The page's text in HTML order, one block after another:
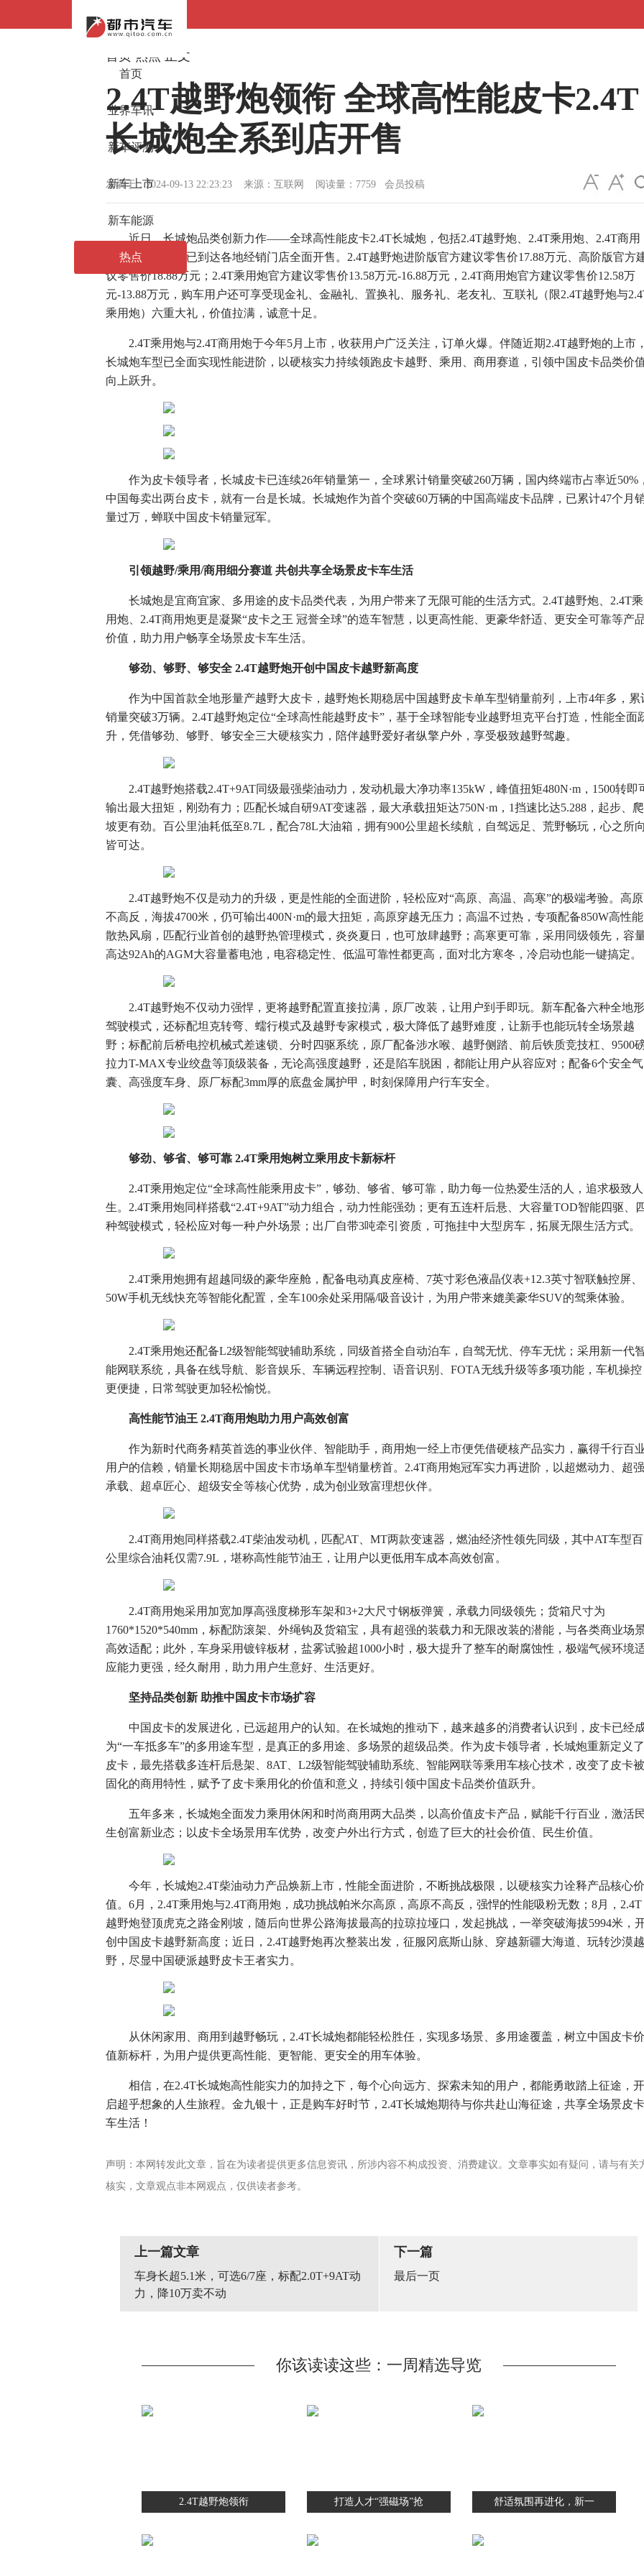
首页
业界车讯
新车评测
新车上市
新车能源
热点
首页 热点 正文
2.4T越野炮领衔 全球高性能皮卡2.4T
长城炮全系到店开售
发表于：2024-09-13 22:23:23 来源： 互联网 阅读量：7759 会员投稿
近日，长城炮品类创新力作——全球高性能皮卡2.4T长城炮，包括2.4T越野炮、2.4T乘用炮、2.4T商用
炮，三款新车均已到达各地经销门店全面开售。2.4T越野炮进阶版官方建议零售价17.88万元、高阶版官方
议零售价18.88万元；2.4T乘用炮官方建议零售价13.58万元-16.88万元，2.4T商用炮官方建议零售价12.58万
元-13.88万元，购车用户还可享受现金礼、金融礼、置换礼、服务礼、老友礼、互联礼（限2.4T越野炮与
乘用炮）六重大礼，价值拉满，诚意十足。
2.4T乘用炮与2.4T商用炮于今年5月上市，收获用户广泛关注，订单火爆。伴随近期2.4T越野炮的上市，
长城炮车型已全面实现性能进阶，以硬核实力持续领跑皮卡越野、乘用、商用赛道，引领中国皮卡品类价
向上跃升。
作为皮卡领导者，长城皮卡已连续26年销量第一，全球累计销量突破260万辆，国内终端市占率近50%，
中国每卖出两台皮卡，就有一台是长城。长城炮作为首个突破60万辆的中国高端皮卡品牌，已累计47个月
量过万，蝉联中国皮卡销量冠军。
引领越野/乘用/商用细分赛道 共创共享全场景皮卡车生活
长城炮是宜商宜家、多用途的皮卡品类代表，为用户带来了无限可能的生活方式。2.4T越野炮、2.4T乘
用炮、2.4T商用炮更是凝聚“皮卡之王 冠誉全球”的造车智慧，以更高性能、更豪华舒适、更安全可靠等产
价值，助力用户畅享全场景皮卡车生活。
够劲、够野、够安全 2.4T越野炮开创中国皮卡越野新高度
作为中国首款全地形量产越野大皮卡，越野炮长期稳居中国越野皮卡单车型销量前列，上市4年多，累
销量突破3万辆。2.4T越野炮定位“全球高性能越野皮卡”，基于全球智能专业越野坦克平台打造，性能全面
升，凭借够劲、够野、够安全三大硬核实力，陪伴越野爱好者纵擎户外，享受极致越野驾趣。
2.4T越野炮搭载2.4T+9AT同级最强柴油动力，发动机最大净功率135kW，峰值扭矩480N·m，1500转即
输出最大扭矩，刚劲有力；匹配长城自研9AT变速器，最大承载扭矩达750N·m，1挡速比达5.288，起步、爬
坡更有劲。百公里油耗低至8.7L，配合78L大油箱，拥有900公里超长续航，自驾远足、荒野畅玩，心之所向
皆可达。
2.4T越野炮不仅是动力的升级，更是性能的全面进阶，轻松应对“高原、高温、高寒”的极端考验。高原
不高反，海拔4700米，仍可输出400N·m的最大扭矩，高原穿越无压力；高温不过热，专项配备850W高性能
散热风扇，匹配行业首创的越野热管理模式，炎炎夏日，也可放肆越野；高寒更可靠，采用同级领先，容
高达92Ah的AGM大容量蓄电池，电容稳定性、低温可靠性都更高，面对北方寒冬，冷启动也能一键搞定。
2.4T越野炮不仅动力强悍，更将越野配置直接拉满，原厂改装，让用户到手即玩。新车配备六种全地形
驾驶模式，还标配坦克转弯、蠕行模式及越野专家模式，极大降低了越野难度，让新手也能玩转全场景越
野；标配前后桥电控机械式差速锁、分时四驱系统，原厂配备涉水喉、越野侧踏、前后铁质竞技杠、9500
拉力T-MAX专业绞盘等顶级装备，无论高强度越野，还是陷车脱困，都能让用户从容应对；配备6个安全气
囊、高强度车身、原厂标配3mm厚的底盘金属护甲，时刻保障用户行车安全。
够劲、够省、够可靠 2.4T乘用炮树立乘用皮卡新标杆
2.4T乘用炮定位“全球高性能乘用皮卡”，够劲、够省、够可靠，助力每一位热爱生活的人，追求极致人
生。2.4T乘用炮同样搭载“2.4T+9AT”动力组合，动力性能强劲；更有五连杆后悬、大容量TOD智能四驱、
种驾驶模式，轻松应对每一种户外场景；出厂自带3吨牵引资质，可拖挂中大型房车，拓展无限生活方式。
2.4T乘用炮拥有超越同级的豪华座舱，配备电动真皮座椅、7英寸彩色液晶仪表+12.3英寸智联触控屏、
50W手机无线快充等智能化配置，全车100余处采用隔/吸音设计，为用户带来媲美豪华SUV的驾乘体验。
2.4T乘用炮还配备L2级智能驾驶辅助系统，同级首搭全自动泊车，自驾无忧、停车无忧；采用新一代
能网联系统，具备在线导航、影音娱乐、车辆远程控制、语音识别、FOTA无线升级等多项功能，车机操控
更便捷，日常驾驶更加轻松愉悦。
高性能节油王 2.4T商用炮助力用户高效创富
作为新时代商务精英首选的事业伙伴、智能助手，商用炮一经上市便凭借硬核产品实力，赢得千行百
用户的信赖，销量长期稳居中国皮卡市场单车型销量榜首。2.4T商用炮冠军实力再进阶，以超燃动力、超强
承载、超卓匠心、超级安全等核心优势，成为创业致富理想伙伴。
2.4T商用炮同样搭载2.4T柴油发动机，匹配AT、MT两款变速器，燃油经济性领先同级，其中AT车型百
公里综合油耗仅需7.9L，堪称高性能节油王，让用户以更低用车成本高效创富。
2.4T商用炮采用加宽加厚高强度梯形车架和3+2大尺寸钢板弹簧，承载力同级领先；货箱尺寸为
1760*1520*540mm，标配防滚架、外绳钩及货箱宝，具有超强的装载力和无限改装的潜能，与各类商业场
高效适配；此外，车身采用镀锌板材，盐雾试验超1000小时，极大提升了整车的耐腐蚀性，极端气候环境
应能力更强，经久耐用，助力用户生意好、生活更好。
坚持品类创新 助推中国皮卡市场扩容
中国皮卡的发展进化，已远超用户的认知。在长城炮的推动下，越来越多的消费者认识到，皮卡已经
为“一车抵多车”的多用途车型，是真正的多用途、多场景的超级品类。作为皮卡领导者，长城炮重新定义了
皮卡，最先搭载多连杆后悬架、8AT、L2级智能驾驶辅助系统、智能网联等乘用车核心技术，改变了皮卡被
固化的商用特性，赋予了皮卡乘用化的价值和意义，持续引领中国皮卡品类价值跃升。
五年多来，长城炮全面发力乘用休闲和时尚商用两大品类，以高价值皮卡产品，赋能千行百业，激活
生创富新业态；以皮卡全场景用车优势，改变户外出行方式，创造了巨大的社会价值、民生价值。
今年，长城炮2.4T柴油动力产品焕新上市，性能全面进阶，不断挑战极限，以硬核实力诠释产品核心价
值。6月，2.4T乘用炮与2.4T商用炮，成功挑战帕米尔高原，高原不高反，强悍的性能吸粉无数；8月，2.4T
越野炮登顶虎克之路金刚坡，随后向世界公路海拔最高的拉琼拉垭口，发起挑战，一举突破海拔5994米，
创中国皮卡越野新高度；近日，2.4T越野炮再次整装出发，征服冈底斯山脉、穿越新疆大海道、玩转沙漠越
野，尽显中国硬派越野皮卡王者实力。
从休闲家用、商用到越野畅玩，2.4T长城炮都能轻松胜任，实现多场景、多用途覆盖，树立中国皮卡价
值新标杆，为用户提供更高性能、更智能、更安全的用车体验。
相信，在2.4T长城炮高性能实力的加持之下，每个心向远方、探索未知的用户，都能勇敢踏上征途，开
启超乎想象的人生旅程。金九银十，正是购车好时节，2.4T长城炮期待与你共赴山海征途，共享全场景皮卡
车生活！
声明：本网转发此文章，旨在为读者提供更多信息资讯，所涉内容不构成投资、消费建议。文章事实如有疑问，请与有关
核实，文章观点非本网观点，仅供读者参考。
上一篇文章
车身长超5.1米，可选6/7座，标配2.0T+9AT动
力，降10万卖不动
下一篇
最后一页
你该读读这些：一周精选导览
2.4T越野炮领衔 打造人才“强磁场”抢 舒适氛围再进化，新一